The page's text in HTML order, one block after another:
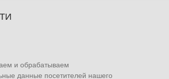
и обрабатываем
данные посетителей нашего